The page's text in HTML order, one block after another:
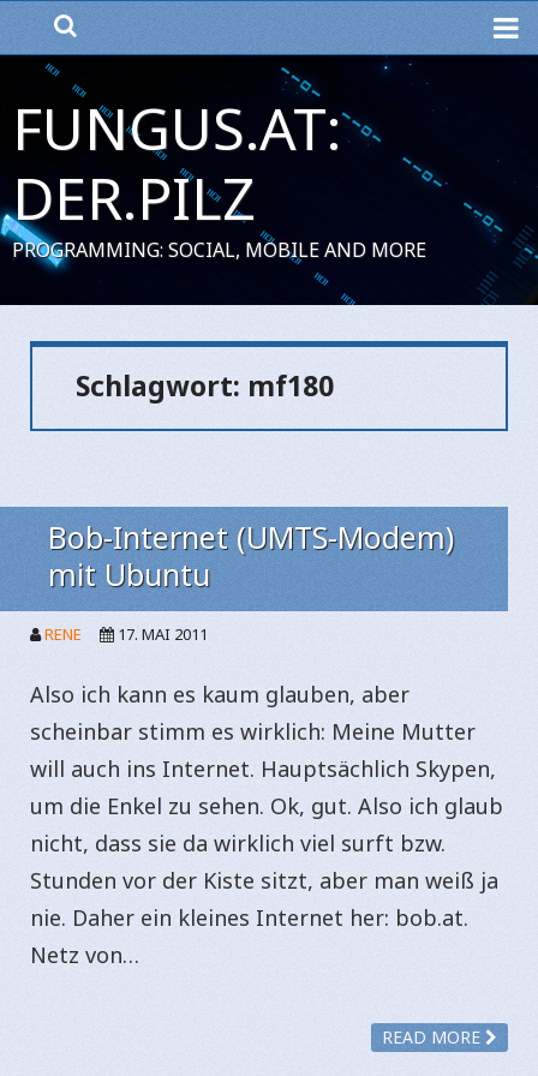
FUNGUS.AT:
DER.PILZ
PROGRAMMING: SOCIAL, MOBILE AND MORE
Schlagwort: mf180
Bob-Internet (UMTS-Modem)
mit Ubuntu
RENE 17. MAI 2011
Also ich kann es kaum glauben, aber
scheinbar stimm es wirklich: Meine Mutter
will auch ins Internet. Hauptsächlich Skypen,
um die Enkel zu sehen. Ok, gut. Also ich glaub
nicht, dass sie da wirklich viel surft bzw.
Stunden vor der Kiste sitzt, aber man weiß ja
nie. Daher ein kleines Internet her: bob.at.
Netz von…
READ MORE